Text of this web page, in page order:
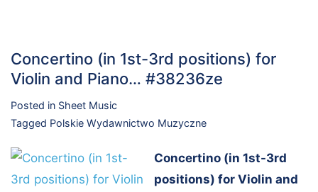
Concertino (in 1st-3rd positions) for
Violin and Piano… #38236ze
Posted in Sheet Music
Tagged Polskie Wydawnictwo Muzyczne
Concertino (in 1st-3rd
positions) for Violin and